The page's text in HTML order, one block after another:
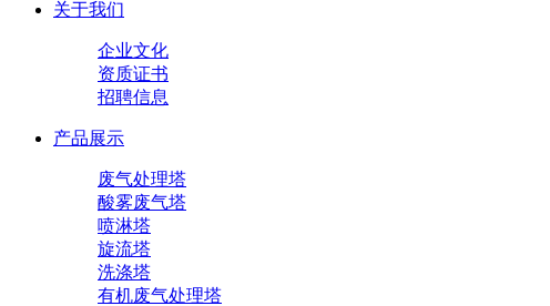
关于我们
企业文化
资质证书
招聘信息
产品展示
废气处理塔
酸雾废气塔
喷淋塔
旋流塔
洗涤塔
有机废气处理塔